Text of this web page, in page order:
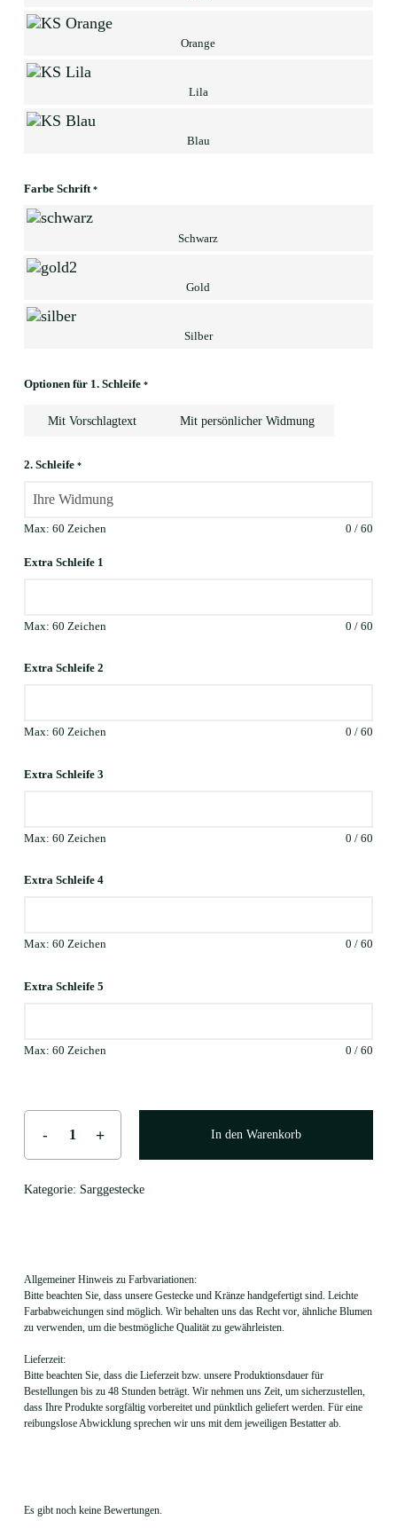
Orange
Lila
Blau
Farbe Schrift*
Schwarz
Gold
Silber
Optionen für 1. Schleife*
Mit Vorschlagtext Mit persönlicher Widmung
2. Schleife*
0 /60
Max: 60 Zeichen
Extra Schleife 1
0 /60
Max: 60 Zeichen
Extra Schleife 2
0 /60
Max: 60 Zeichen
Extra Schleife 3
0 /60
Max: 60 Zeichen
Extra Schleife 4
0 /60
Max: 60 Zeichen
Extra Schleife 5
0 /60
Max: 60 Zeichen
In den Warenkorb
Kategorie: Sarggestecke
Allgemeiner Hinweis zu Farbvariationen:
Bitte beachten Sie, dass unsere Gestecke und Kränze handgefertigt sind. Leichte
Farbabweichungen sind möglich. Wir behalten uns das Recht vor, ähnliche Blumen
zu verwenden, um die bestmögliche Qualität zu gewährleisten.
Lieferzeit:
Bitte beachten Sie, dass die Lieferzeit bzw. unsere Produktionsdauer für
Bestellungen bis zu 48 Stunden beträgt. Wir nehmen uns Zeit, um sicherzustellen,
dass Ihre Produkte sorgfältig vorbereitet und pünktlich geliefert werden. Für eine
reibungslose Abwicklung sprechen wir uns mit dem jeweiligen Bestatter ab.
Es gibt noch keine Bewertungen.